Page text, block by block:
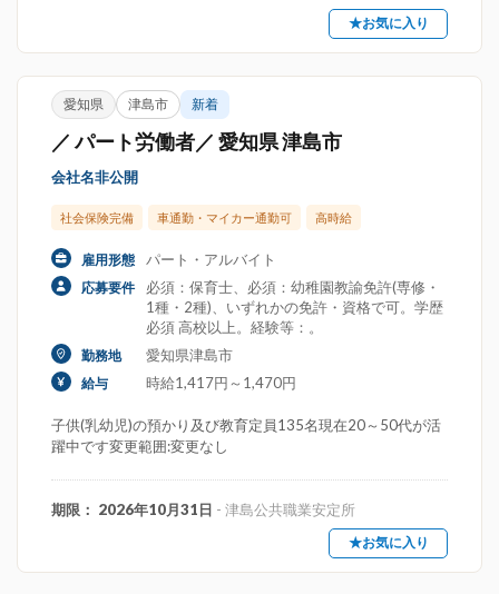
★お気に入り
愛知県 津島市 新着
／ パート労働者／ 愛知県 津島市
会社名非公開
社会保険完備 車通勤・マイカー通勤可 高時給
雇用形態 パート・アルバイト
応募要件
必須：保育士、必須：幼稚園教諭免許(専修・
1種・2種)、いずれかの免許・資格で可。学歴
必須 高校以上。経験等：。
勤務地 愛知県津島市
給与 時給1,417円～1,470円
子供(乳幼児)の預かり及び教育定員135名現在20～50代が活
躍中です変更範囲:変更なし
期限： 2026年10月31日 - 津島公共職業安定所
★お気に入り